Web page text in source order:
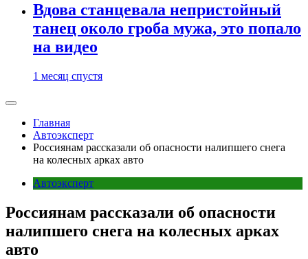
Вдова станцевала непристойный
танец около гроба мужа, это попало
на видео
1 месяц спустя
Главная
Автоэксперт
Россиянам рассказали об опасности налипшего снега
на колесных арках авто
Автоэксперт
Россиянам рассказали об опасности
налипшего снега на колесных арках
авто